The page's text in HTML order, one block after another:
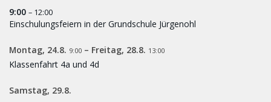
9:00 – 12:00
Einschulungsfeiern in der Grundschule Jürgenohl
Montag, 24.8. 9:00 – Freitag, 28.8. 13:00
Klassenfahrt 4a und 4d
Samstag, 29.8.